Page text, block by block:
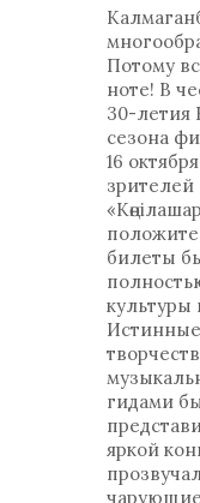
Потому
ноте! В
30-летия
сезона
16
билеты
культуры
гидами
яркой